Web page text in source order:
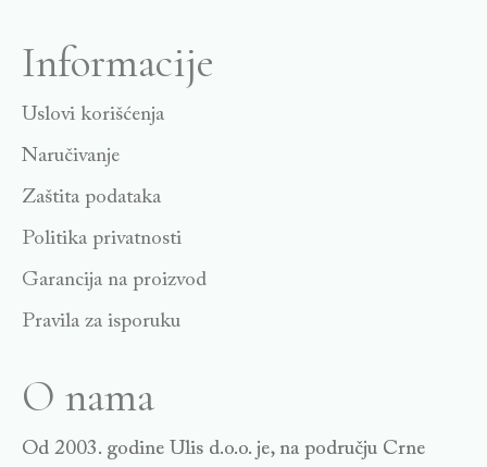
Informacije
Uslovi korišćenja
Naručivanje
Zaštita podataka
Politika privatnosti
Garancija na proizvod
Pravila za isporuku
O nama
Od 2003. godine Ulis d.o.o. je, na području Crne